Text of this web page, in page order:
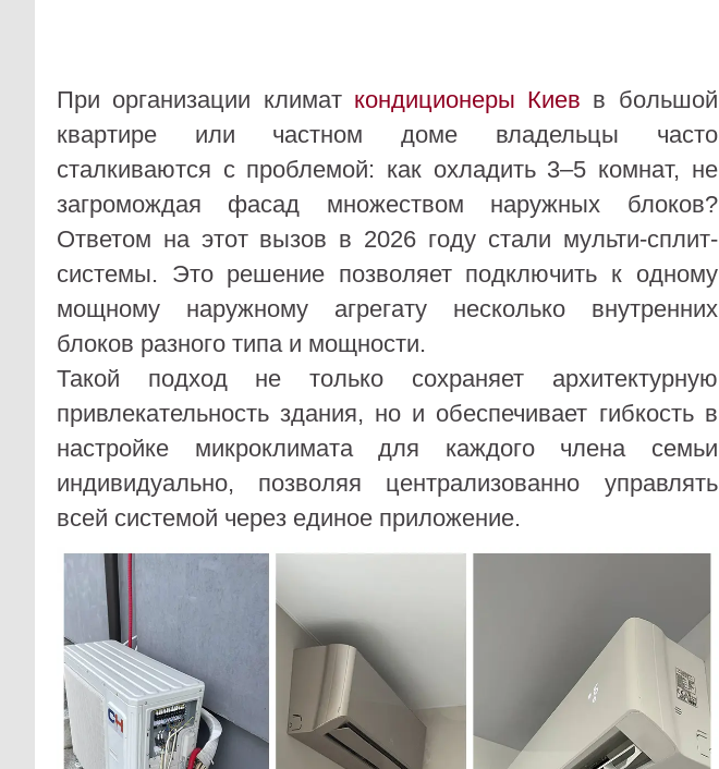
При организации климат кондиционеры Киев в большой
квартире или частном доме владельцы часто
сталкиваются с проблемой: как охладить 3–5 комнат, не
загромождая фасад множеством наружных блоков?
Ответом на этот вызов в 2026 году стали мульти-сплит-
системы. Это решение позволяет подключить к одному
мощному наружному агрегату несколько внутренних
блоков разного типа и мощности.
Такой подход не только сохраняет архитектурную
привлекательность здания, но и обеспечивает гибкость в
настройке микроклимата для каждого члена семьи
индивидуально, позволяя централизованно управлять
всей системой через единое приложение.